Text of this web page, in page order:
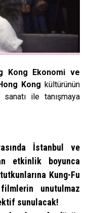
Kong Ekonomi ve
Kong kültürünün
ile tanışmaya
İstanbul ve
etkinlik boyunca
Kung-Fu
unutulmaz
sunulacak!